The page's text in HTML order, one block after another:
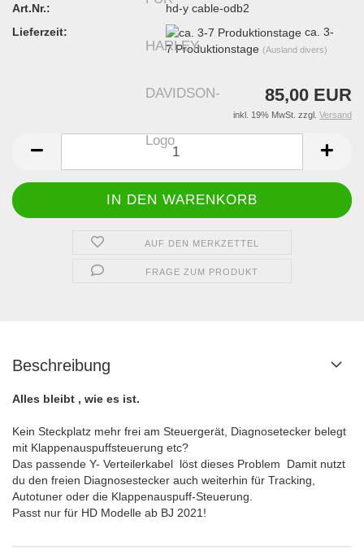
Art.Nr.:
hd-y cable-odb2
Lieferzeit:
ca. 3-
7 Produktionstage (Ausland divers)
85,00 EUR
inkl. 19% MwSt. zzgl. Versand
AUF DEN MERKZETTEL
FRAGE ZUM PRODUKT
Beschreibung
Alles bleibt , wie es ist.
Kein Steckplatz mehr frei am Steuergerät, Diagnosetecker belegt
mit Klappenauspuffsteuerung etc?
Das passende Y- Verteilerkabel löst dieses Problem Damit nutzt
du den freien Diagnosestecker auch weiterhin für Tracking,
Autotuner oder die Klappenauspuff-Steuerung.
Passt nur für HD Modelle ab BJ 2021!